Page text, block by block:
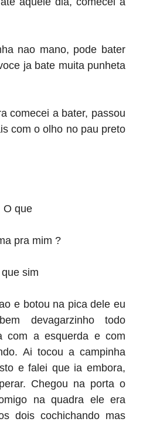
nao mano, pode bater
ja bate muita punheta
comecei a bater, passou
com o olho no pau preto
O que
pra mim ?
sim
e botou na pica dele eu
devagarzinho todo
com a esquerda e com
Ai tocou a campinha
e falei que ia embora,
Chegou na porta o
na quadra ele era
dois cochichando mas